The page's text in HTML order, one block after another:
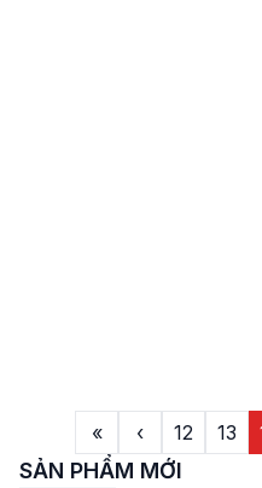
« ‹ 12 13
SẢN PHẨM MỚI